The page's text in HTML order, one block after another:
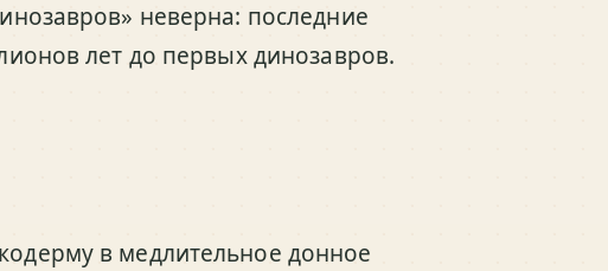
неверна: последние
лет до первых динозавров.
в медлительное донное